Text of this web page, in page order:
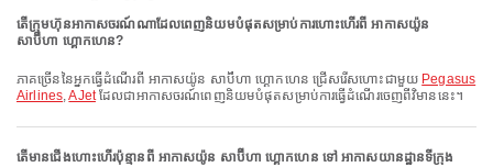
តើក្រុមហ៊ុនអាកាសចរណ៍ណាដែលពេញនិយមបំផុតសម្រាប់ការហោះហើរពី អាកាសយ៉ូន
សាប៊ីហា ហ្គោកហេន?
ភាគច្រើននៃអ្នកធ្វើដំណើរពី អាកាសយ៉ូន សាប៊ីហា ហ្គោកហេន ជ្រើសរើសហោះជាមួយ Pegasus
Airlines,AJetដែលជាអាកាសចរណ៍ពេញនិយមបំផុតសម្រាប់ការធ្វើដំណើរចេញពីវិមាននេះ។
តើមានជើងហោះហើរប៉ុន្មានពី អាកាសយ៉ូន សាប៊ីហា ហ្គោកហេន ទៅ អាកាសយានដ្ឋានទីក្រុង